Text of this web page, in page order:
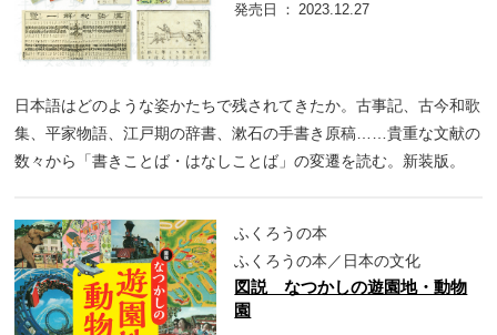
発売日
2023.12.27
日本語はどのような姿かたちで残されてきたか。古事記、古今和歌
集、平家物語、江戸期の辞書、漱石の手書き原稿……貴重な文献の
数々から「書きことば・はなしことば」の変遷を読む。新装版。
ふくろうの本
ふくろうの本／日本の文化
図説 なつかしの遊園地・動物
園